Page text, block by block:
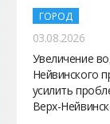
ГОРОД
03.08.2026
Увеличение
Нейвинского
усилить
Верх-